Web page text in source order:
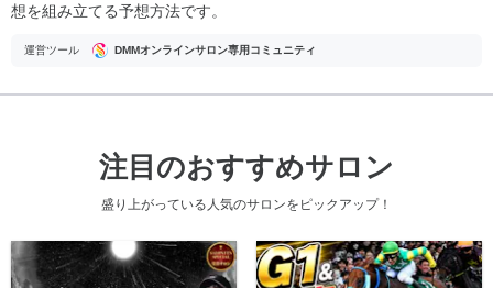
想を組み立てる予想方法です。
運営ツール DMMオンラインサロン専用コミュニティ
注目のおすすめサロン
盛り上がっている人気のサロンをピックアップ！